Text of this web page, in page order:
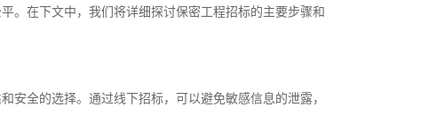
。在下文中，我们将详细探讨保密工程招标的主要步骤和
安全的选择。通过线下招标，可以避免敏感信息的泄露，